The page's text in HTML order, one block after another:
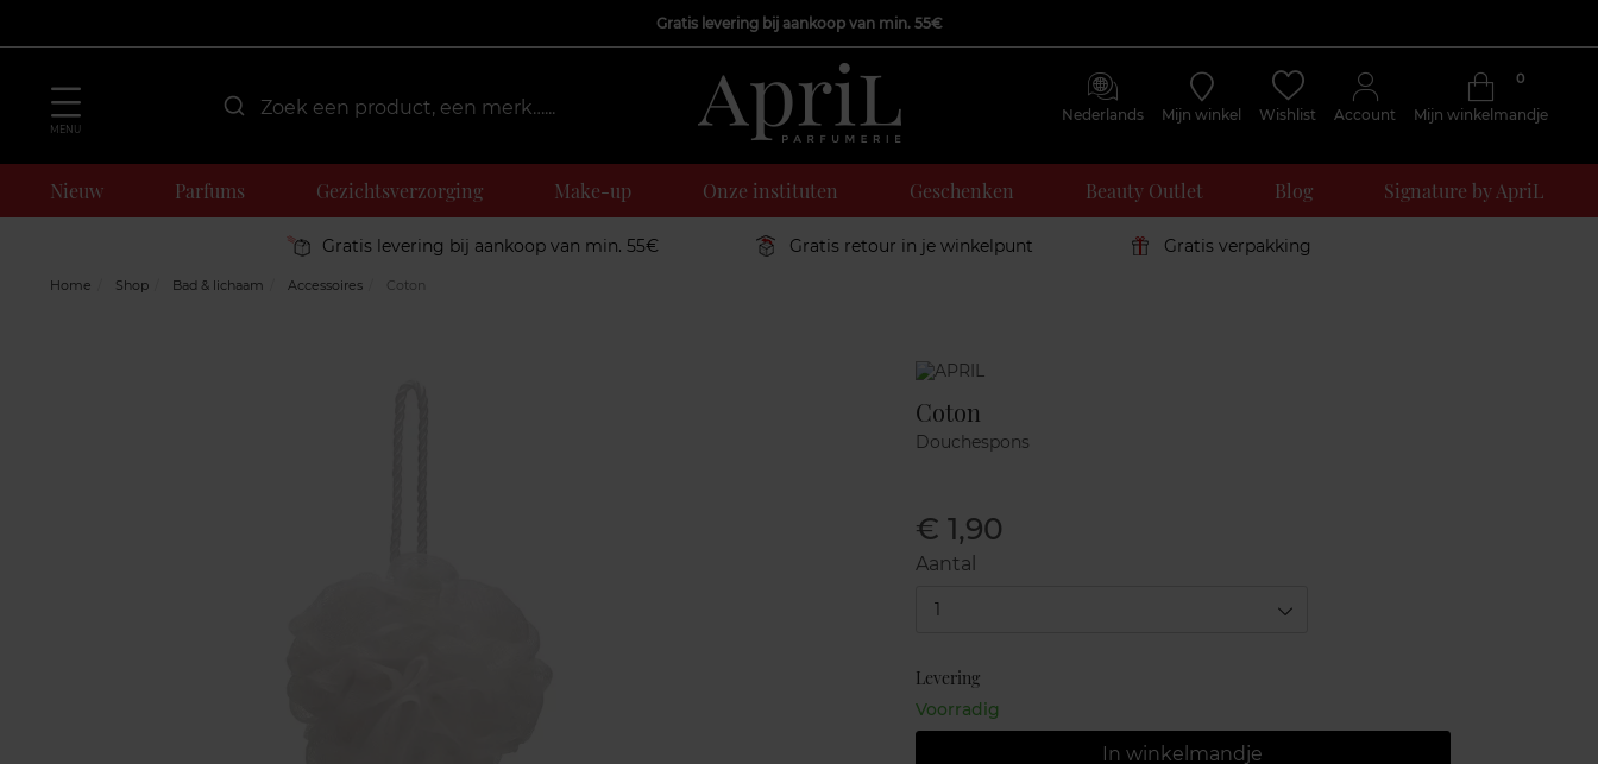
Gratis levering bij aankoop van min. 55€
MENU
Nederlands Mijn winkel Wishlist Account Mijn winkelmandje
0
Nieuw Parfums Gezichtsverzorging Make-up Onze instituten Geschenken Beauty Outlet Blog Signature by ApriL
Gratis levering bij aankoop van min. 55€ Gratis retour in je winkelpunt Gratis verpakking
Home Shop Bad & lichaam Accessoires Coton
Marque
Coton
Douchespons
€ 1,90
Aantal
1
Levering
Voorradig
In winkelmandje